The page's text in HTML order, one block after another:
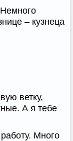
– кузнеца
ветку,
А я тебе
Много